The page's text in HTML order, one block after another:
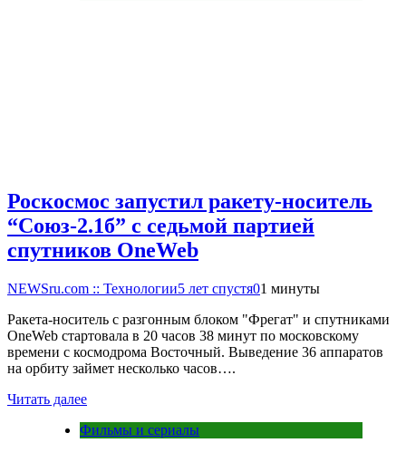
Роскосмос запустил ракету-носитель
“Союз-2.1б” с седьмой партией
спутников OneWeb
NEWSru.com :: Технологии5 лет спустя01 минуты
Ракета-носитель с разгонным блоком "Фрегат" и спутниками
OneWeb стартовала в 20 часов 38 минут по московскому
времени с космодрома Восточный. Выведение 36 аппаратов
на орбиту займет несколько часов….
Читать далее
Фильмы и сериалы